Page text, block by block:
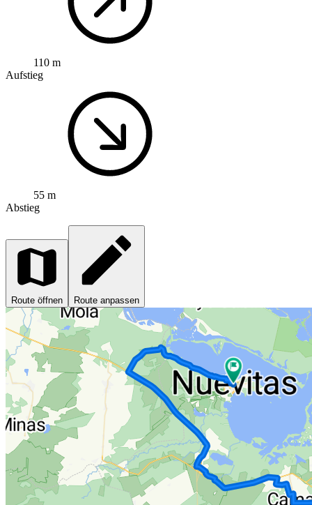
110 m
Aufstieg
55 m
Abstieg
Route öffnen Route anpassen